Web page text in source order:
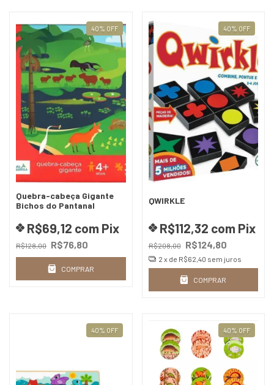
40% OFF
Quebra-cabeça Gigante
Bichos do Pantanal
R$128,00 R$76,80
R$69,12 com Pix
COMPRAR
40% OFF
QWIRKLE
R$208,00 R$124,80
R$112,32 com Pix
2 x de R$62,40 sem juros
COMPRAR
40% OFF 40% OFF